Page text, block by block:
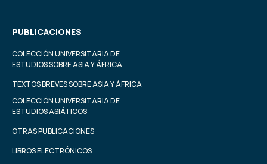
PUBLICACIONES
COLECCIÓN UNIVERSITARIA DE
ESTUDIOS SOBRE ASIA Y ÁFRICA
TEXTOS BREVES SOBRE ASIA Y ÁFRICA
COLECCIÓN UNIVERSITARIA DE
ESTUDIOS ASIÁTICOS
OTRAS PUBLICACIONES
LIBROS ELECTRÓNICOS